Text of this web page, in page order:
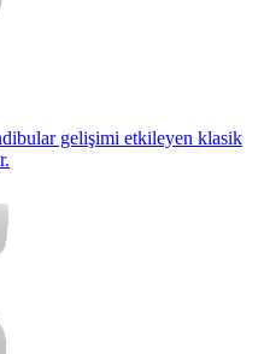
gelişimi etkileyen klasik